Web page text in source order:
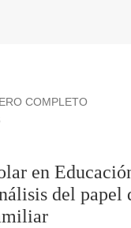
Educación
COMPLETO
en
del papel